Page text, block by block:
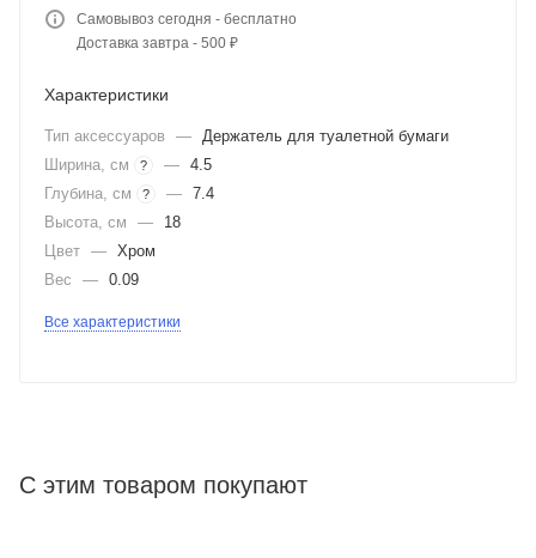
Самовывоз сегодня - бесплатно
Доставка завтра - 500 ₽
Характеристики
Тип аксессуаров — Держатель для туалетной бумаги
Ширина, см
? — 4.5
Глубина, см
? — 7.4
Высота, см
—
18
Цвет — Хром
Вес
— 0.09
Все характеристики
С этим товаром покупают